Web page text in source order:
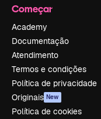
Começar
Academy
Documentação
Atendimento
Termos e condições
Política de privacidade
Originais New
Política de cookies